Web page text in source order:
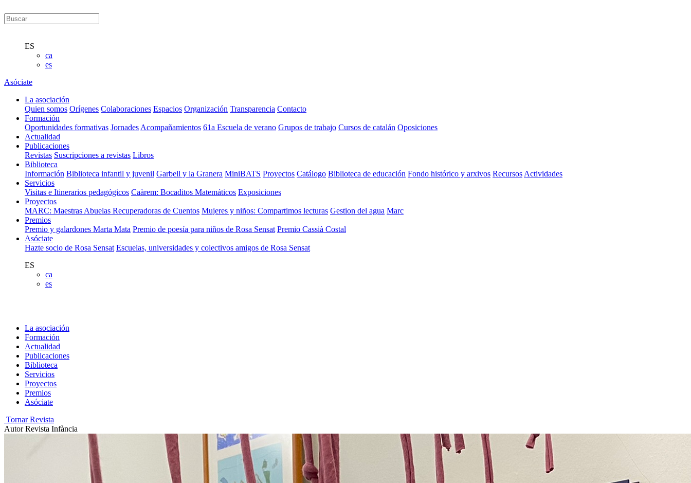
ES
ca
es
Asóciate
La asociación
Quien somos Orígenes Colaboraciones Espacios Organización Transparencia Contacto
Formación
Oportunidades formativas Jornades Acompañamientos 61a Escuela de verano Grupos de trabajo Cursos de catalán Oposiciones
Actualidad
Publicaciones
Revistas Suscripciones a revistas Libros
Biblioteca
Información Biblioteca infantil y juvenil Garbell y la Granera MiniBATS Proyectos Catálogo Biblioteca de educación Fondo histórico y arxivos Recursos Actividades
Servicios
Visitas e Itinerarios pedagógicos Caàrem: Bocaditos Matemáticos Exposiciones
Proyectos
MARC: Maestras Abuelas Recuperadoras de Cuentos Mujeres y niños: Compartimos lecturas Gestion del agua Marc
Premios
Premio y galardones Marta Mata Premio de poesía para niños de Rosa Sensat Premio Cassià Costal
Asóciate
Hazte socio de Rosa Sensat Escuelas, universidades y colectivos amigos de Rosa Sensat
ES
ca
es
La asociación
Formación
Actualidad
Publicaciones
Biblioteca
Servicios
Proyectos
Premios
Asóciate
Tornar Revista
Autor Revista Infància